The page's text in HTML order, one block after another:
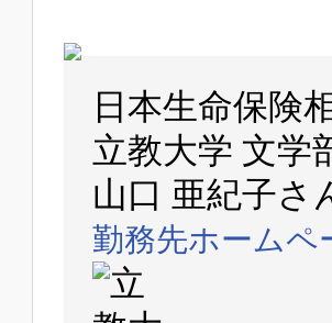
日本生命保険
立教大学 文学
山口 亜紀子さ
勤務先ホームペ